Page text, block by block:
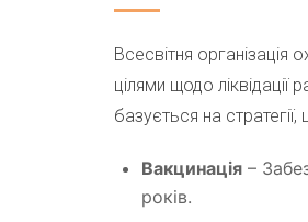
Всесвітня організація
цілями щодо
базується на
Вакцинація –
років.